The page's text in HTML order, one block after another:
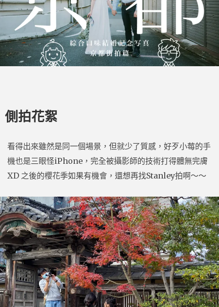
側拍花絮
看得出來雖然是同一個場景，但就少了質感，好歹小莓的手
機也是三眼怪iPhone，完全被攝影師的技術打得體無完膚
XD 之後的櫻花季如果有機會，還想再找Stanley拍啊～～